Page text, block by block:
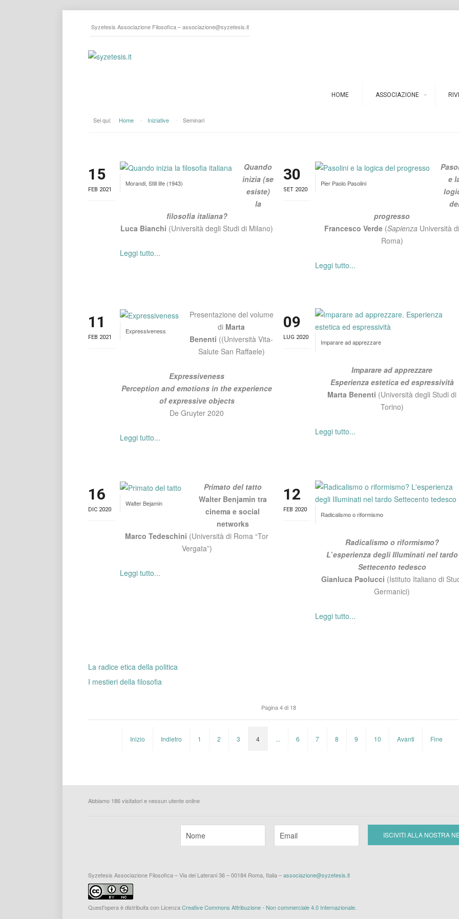
Syzetesis Associazione Filosofica –associazione@syzetesis.it
HOME ASSOCIAZIONE
Sei qui: Home - Iniziative - Seminari
15
FEB 2021
Morandi, Still life (1943)
Quando
inizia (se
esiste)
la
filosofia italiana?
Luca Bianchi (Università degli Studi di Milano)
Leggi tutto...
30
SET 2020
Pier Paolo Pasolini
e
progresso
Francesco Verde (Sapienza Università
Roma)
Leggi tutto...
11
FEB 2021
Expressiveness
Presentazione del volume
di Marta
Benenti ((Università Vita-
Salute San Raffaele)
Expressiveness
Perception and emotions in the experience
of expressive objects
De Gruyter 2020
Leggi tutto...
09
LUG 2020
Imparare ad apprezzare
Imparare ad apprezzare
Esperienza estetica ed espressività
Marta Benenti (Università degli Studi di
Torino)
Leggi tutto...
16
DIC 2020
Walter Bejamin
Primato del tatto
Walter Benjamin tra
cinema e social
networks
Marco Tedeschini (Università di Roma “Tor
Vergata”)
Leggi tutto...
12
FEB 2020
Radicalismo o riformismo
Radicalismo o riformismo?
L’esperienza degli Illuminati nel tardo
Settecento tedesco
Gianluca Paolucci (Istituto Italiano di
Germanici)
Leggi tutto...
La radice etica della politica
I mestieri della filosofia
Pagina 4 di 18
Inizio Indietro 1 2 3 4 ... 6 7 8 9 10 Avanti Fine
Abbiamo 186 visitatori e nessun utente online
Syzetesis Associazione Filosofica – Via dei Laterani 36 – 00184 Roma, Italia –associazione@syzetesis.it
Quest'opera è distribuita con LicenzaCreative Commons Attribuzione - Non commerciale 4.0 Internazionale